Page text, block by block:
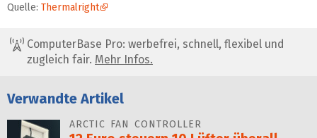
Quelle: Thermalright
ComputerBase Pro: werbefrei, schnell, flexibel und
zugleich fair. Mehr Infos.
Verwandte Artikel
ARCTIC FAN CONTROLLER